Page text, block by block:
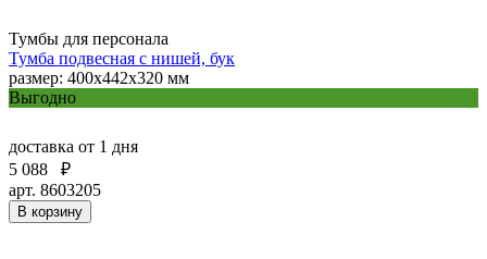
Тумбы для персонала
Тумба подвесная с нишей, бук
размер: 400x442x320 мм
Выгодно
доставка от 1 дня
5 088
₽
арт. 8603205
В корзину